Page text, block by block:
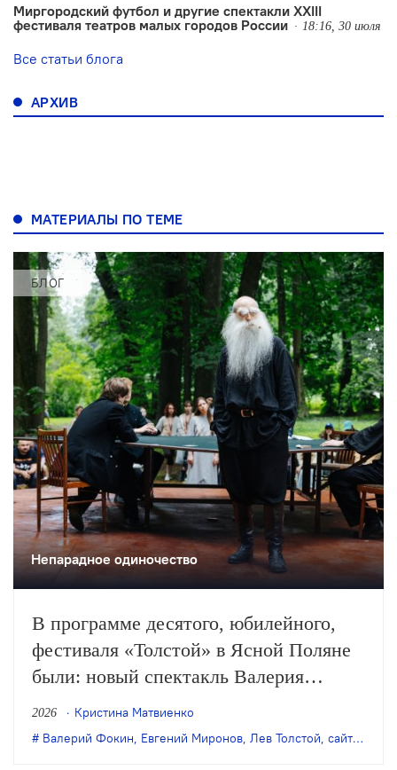
Миргородский футбол и другие спектакли XXIII
фестиваля театров малых городов России
18:16, 30 июля
Все статьи блога
АРХИВ
МАТЕРИАЛЫ ПО ТЕМЕ
БЛОГ
Непарадное одиночество
В программе десятого, юбилейного,
фестиваля «Толстой» в Ясной Поляне
были: новый спектакль Валерия
Фокина с Евгением Мироновым, балет
МАМТа, сайт-специфик спектакли
2026
Кристина Матвиенко
Валерий Фокин Евгений Миронов Лев Толстой сайт специфик